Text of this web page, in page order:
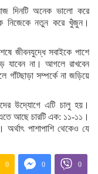
দিনটি অনেক ভালো করে
নিজেকে নতুন করে খুঁজুন।
জীবনযুদ্ধে সবাইকে পাশে
যাবেন না। আগলে রাখবেন
সম্পর্কে না জড়িয়ে
উদ্যোগে এটি চালু হয়।
আছে চারটি এক: ১১-১১।
পাশাপাশি থেকেও যে
0 0 0